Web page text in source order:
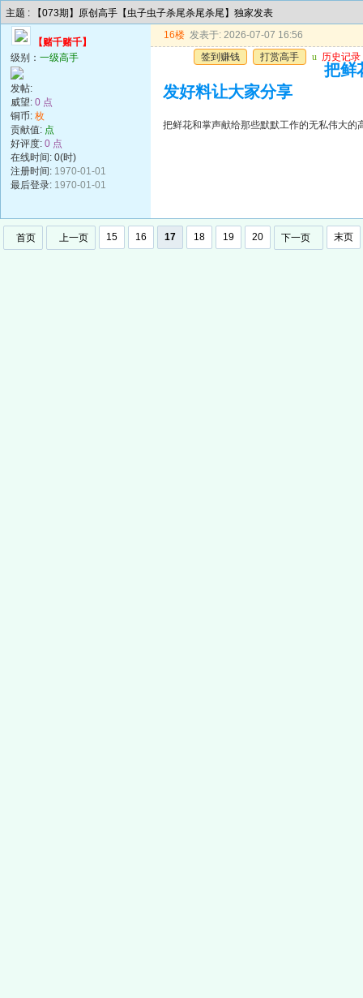
主题 : 【073期】原创高手【虫子虫子杀尾杀尾杀尾】独家发表
【赌千赌千】
级别： 一级高手
发帖:
威望: 0 点
铜币: 枚
贡献值: 点
好评度: 0 点
在线时间: 0(时)
注册时间: 1970-01-01
最后登录: 1970-01-01
16楼 发表于: 2026-07-07 16:56
签到赚钱
打赏高手 u 历史记录
把鲜
发好料让大家分享
把鲜花和掌声献给那些默默工作的无私伟大的
首页 上一页 15 16 17 18 19 20 下一页 末页